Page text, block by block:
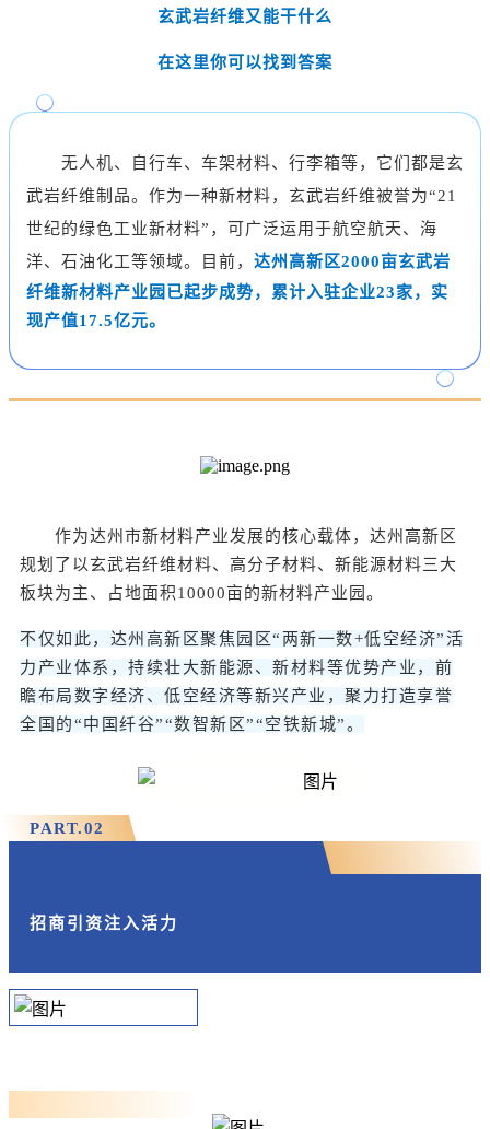
玄武岩纤维又能干什么
在这里你可以找到答案
无人机、自行车、车架材料、行李箱等，它们都是玄
武岩纤维制品。作为一种新材料，玄武岩纤维被誉为“21
世纪的绿色工业新材料”，可广泛运用于航空航天、海
洋、石油化工等领域。目前， 达州高新区2000亩玄武岩
纤维新材料产业园已起步成势，累计入驻企业23家，实
现产值17.5亿元。
作为达州市新材料产业发展的核心载体，达州高新区
规划了以玄武岩纤维材料、高分子材料、新能源材料三大
板块为主、占地面积10000亩的新材料产业园。
不仅如此，达州高新区聚焦园区“两新一数+低空经济”活
力产业体系，持续壮大新能源、新材料等优势产业，前
瞻布局数字经济、低空经济等新兴产业，聚力打造享誉
全国的“中国纤谷”“数智新区”“空铁新城”。
PART.02
招商引资注入活力